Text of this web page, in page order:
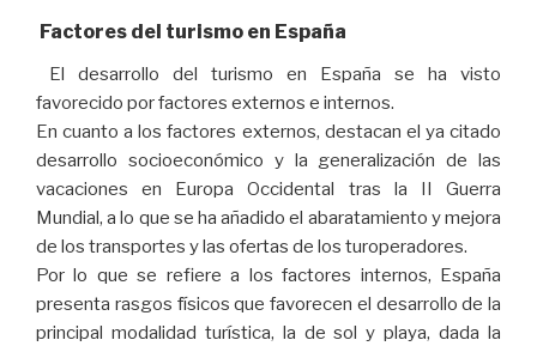
Factores del turismo en España
El desarrollo del turismo en España se ha visto
favorecido por factores externos e internos.
En cuanto a los factores externos, destacan el ya citado
desarrollo socioeconómico y la generalización de las
vacaciones en Europa Occidental tras la II Guerra
Mundial, a lo que se ha añadido el abaratamiento y mejora
de los transportes y las ofertas de los turoperadores.
Por lo que se refiere a los factores internos, España
presenta rasgos físicos que favorecen el desarrollo de la
principal modalidad turística, la de sol y playa, dada la